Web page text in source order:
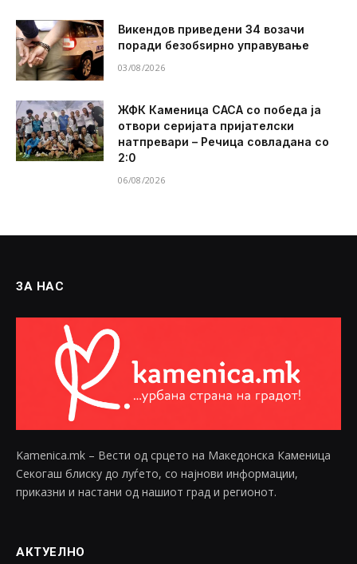
Викендов приведени 34 возачи
поради безобѕирно управување
03/08/2026
ЖФК Каменица САСА со победа ја
отвори серијата пријателски
натпревари – Речица совладана со
2:0
06/08/2026
ЗА НАС
Kamenica.mk – Вести од срцето на Македонска Каменица
Секогаш блиску до луѓето, со најнови информации,
приказни и настани од нашиот град и регионот.
АКТУЕЛНО